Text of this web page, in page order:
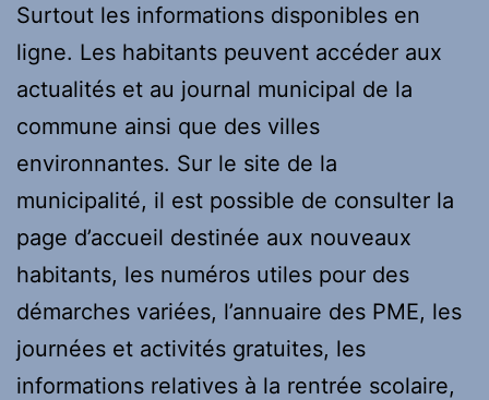
Surtout les informations disponibles en
ligne. Les habitants peuvent accéder aux
actualités et au journal municipal de la
commune ainsi que des villes
environnantes. Sur le site de la
municipalité, il est possible de consulter la
page d’accueil destinée aux nouveaux
habitants, les numéros utiles pour des
démarches variées, l’annuaire des PME, les
journées et activités gratuites, les
informations relatives à la rentrée scolaire,